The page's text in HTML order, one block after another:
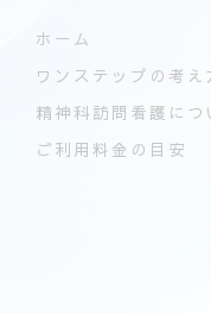
ホーム
ワンステップの考え
精神科訪問看護につ
ご利用料金の目安